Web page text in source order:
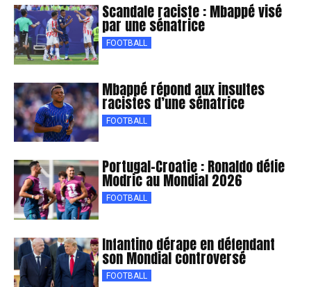
Scandale raciste : Mbappé visé
par une sénatrice
FOOTBALL
Mbappé répond aux insultes
racistes d’une sénatrice
FOOTBALL
Portugal-Croatie : Ronaldo défie
Modric au Mondial 2026
FOOTBALL
Infantino dérape en défendant
son Mondial controversé
FOOTBALL